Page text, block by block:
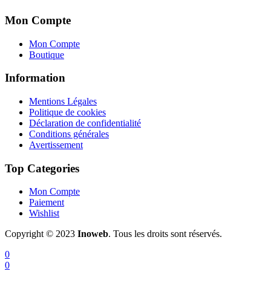
Mon Compte
Mon Compte
Boutique
Information
Mentions Légales
Politique de cookies
Déclaration de confidentialité
Conditions générales
Avertissement
Top Categories
Mon Compte
Paiement
Wishlist
Copyright © 2023 Inoweb. Tous les droits sont réservés.
0
0